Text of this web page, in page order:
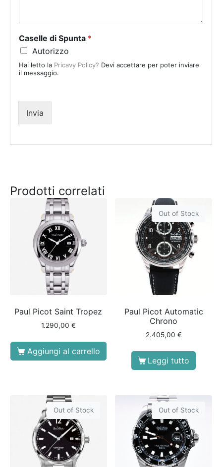
t
e
s
+
Caselle di Spunta *
Autorizzo
Hai letto la Pricavy Policy? Devi accettare per poter inviare
il messaggio.
Invia
Prodotti correlati
Paul Picot Saint Tropez
1.290,00 €
Aggiungi al carrello
Out of Stock
Paul Picot Automatic
Chrono
2.405,00 €
Leggi tutto
Out of Stock Out of Stock